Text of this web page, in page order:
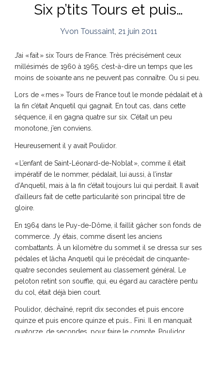
Six p’tits Tours et puis…
Yvon Toussaint 21 juin 2011
J’ai « fait » six Tours de France. Très précisément ceux
millésimés de 1960 à 1965, c’est-à-dire un temps que les
moins de soixante ans ne peuvent pas connaître. Ou si peu.
Lors de « mes » Tours de France tout le monde pédalait et à
la fin c’était Anquetil qui gagnait. En tout cas, dans cette
séquence, il en gagna quatre sur six. C’était un peu
monotone, j’en conviens.
Heureusement il y avait Poulidor.
« L’enfant de Saint-Léonard-de-Noblat », comme il était
impératif de le nommer, pédalait, lui aussi, à l’instar
d’Anquetil, mais à la fin c’était toujours lui qui perdait. Il avait
d’ailleurs fait de cette particularité son principal titre de
gloire.
En 1964 dans le Puy-de-Dôme, il faillit gâcher son fonds de
commerce. J’y étais, comme disent les anciens
combattants. À un kilomètre du sommet il se dressa sur ses
pédales et lâcha Anquetil qui le précédait de cinquante-
quatre secondes seulement au classement général. Le
peloton retint son souffle, qui, eu égard au caractère pentu
du col, était déjà bien court.
Poulidor, déchaîné, reprit dix secondes et puis encore
quinze et puis encore quinze et puis… Fini. Il en manquait
quatorze, de secondes, pour faire le compte. Poulidor